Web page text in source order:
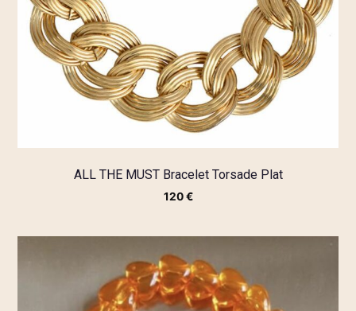
ALL THE MUST Bracelet Torsade Plat
120€